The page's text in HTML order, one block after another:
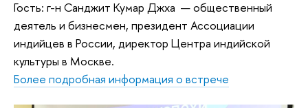
Гость: г-н Санджит Кумар Джха — общественный
деятель и бизнесмен, президент Ассоциации
индийцев в России, директор Центра индийской
культуры в Москве.
Более подробная информация о встрече